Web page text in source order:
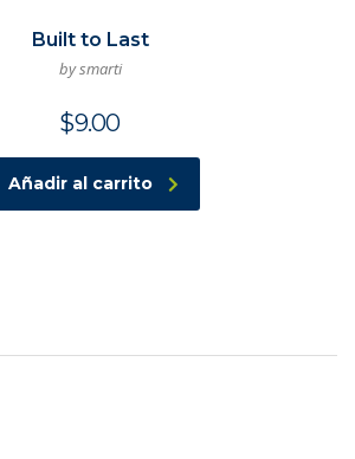
Built to Last
by smarti
$9.00
Añadir al carrito